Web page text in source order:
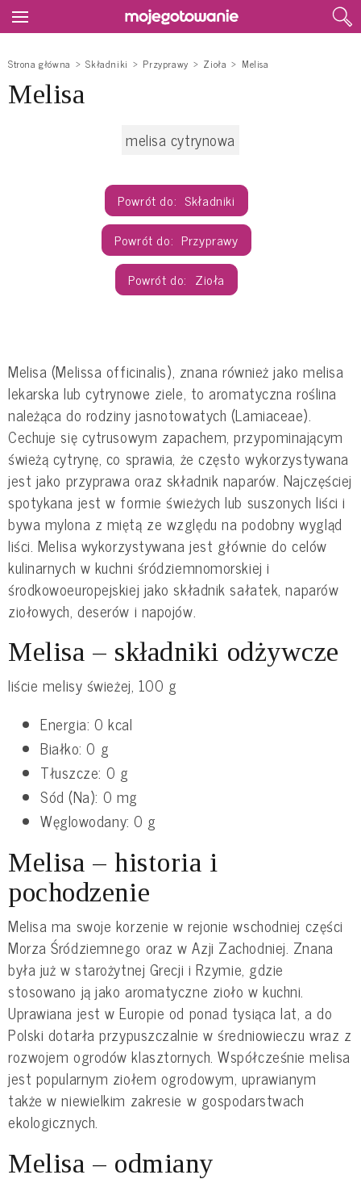
Strona główna Składniki Przyprawy Zioła Melisa
Melisa
melisa cytrynowa
Składniki
Przyprawy
Zioła
Melisa (Melissa officinalis), znana również jako melisa
lekarska lub cytrynowe ziele, to aromatyczna roślina
należąca do rodziny jasnotowatych (Lamiaceae).
Cechuje się cytrusowym zapachem, przypominającym
świeżą cytrynę, co sprawia, że często wykorzystywana
jest jako przyprawa oraz składnik naparów. Najczęściej
spotykana jest w formie świeżych lub suszonych liści i
bywa mylona z miętą ze względu na podobny wygląd
liści. Melisa wykorzystywana jest głównie do celów
kulinarnych w kuchni śródziemnomorskiej i
środkowoeuropejskiej jako składnik sałatek, naparów
ziołowych, deserów i napojów.
Melisa – składniki odżywcze
liście melisy świeżej, 100 g
Energia: 0 kcal
Białko: 0 g
Tłuszcze: 0 g
Sód (Na): 0 mg
Węglowodany: 0 g
Melisa – historia i
pochodzenie
Melisa ma swoje korzenie w rejonie wschodniej części
Morza Śródziemnego oraz w Azji Zachodniej. Znana
była już w starożytnej Grecji i Rzymie, gdzie
stosowano ją jako aromatyczne zioło w kuchni.
Uprawiana jest w Europie od ponad tysiąca lat, a do
Polski dotarła przypuszczalnie w średniowieczu wraz z
rozwojem ogrodów klasztornych. Współcześnie melisa
jest popularnym ziołem ogrodowym, uprawianym
także w niewielkim zakresie w gospodarstwach
ekologicznych.
Melisa – odmiany